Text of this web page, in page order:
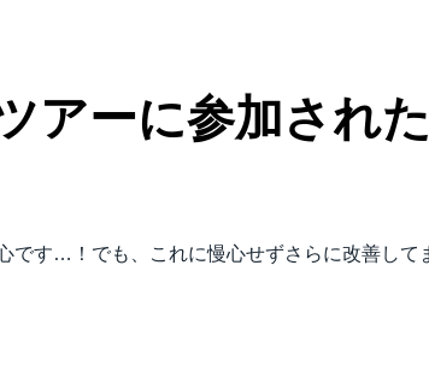
アーに参加された
です…！でも、これに慢心せずさらに改善して